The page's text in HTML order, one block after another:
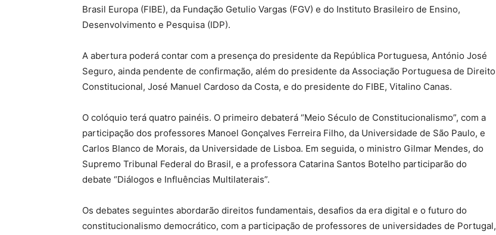
Brasil Europa (FIBE), da Fundação Getulio Vargas (FGV) e do Instituto Brasileiro de Ensino,
Desenvolvimento e Pesquisa (IDP).
A abertura poderá contar com a presença do presidente da República Portuguesa, António José
Seguro, ainda pendente de confirmação, além do presidente da Associação Portuguesa de Direito
Constitucional, José Manuel Cardoso da Costa, e do presidente do FIBE, Vitalino Canas.
O colóquio terá quatro painéis. O primeiro debaterá “Meio Século de Constitucionalismo”, com a
participação dos professores Manoel Gonçalves Ferreira Filho, da Universidade de São Paulo, e
Carlos Blanco de Morais, da Universidade de Lisboa. Em seguida, o ministro Gilmar Mendes, do
Supremo Tribunal Federal do Brasil, e a professora Catarina Santos Botelho participarão do
debate “Diálogos e Influências Multilaterais”.
Os debates seguintes abordarão direitos fundamentais, desafios da era digital e o futuro do
constitucionalismo democrático, com a participação de professores de universidades de Portugal,